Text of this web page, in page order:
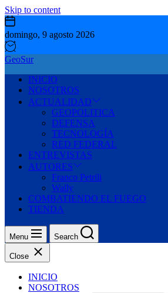
Skip to content
domingo, 9 agosto 2026
GeoSur
INICIO
NOSOTROS
ACTUALIDAD
GEOPOLITICA
DEFENSA
TECNOLOGÍA
RED FEDERAL
ENTREVISTAS
AUTORES
Franco Petrili
Wally
COMBATIENDO EL FUEGO
TIENDA
Menu Search
Close
INICIO
NOSOTROS